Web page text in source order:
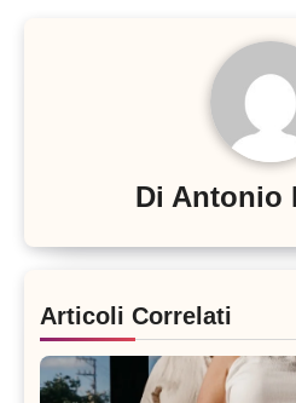
Di Antonio
Articoli Correlati